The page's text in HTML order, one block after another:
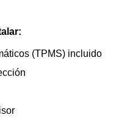
(TPMS) incluido